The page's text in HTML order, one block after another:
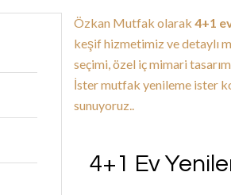
Özkan Mutfak olarak 4+1
keşif hizmetimiz ve detaylı
seçimi, özel iç mimari
İster mutfak yenileme ister
sunuyoruz..
4+1 Ev